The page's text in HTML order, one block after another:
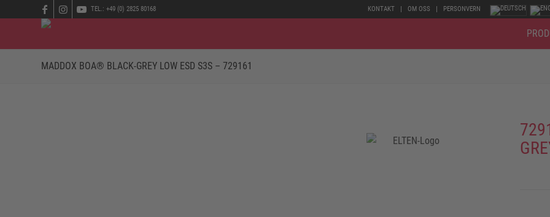
KONTAKT OM OSS PERSONVERN
TEL.: +49 (0) 2825 80168
MADDOX BOA® BLACK-GREY LOW ESD S3S – 729161